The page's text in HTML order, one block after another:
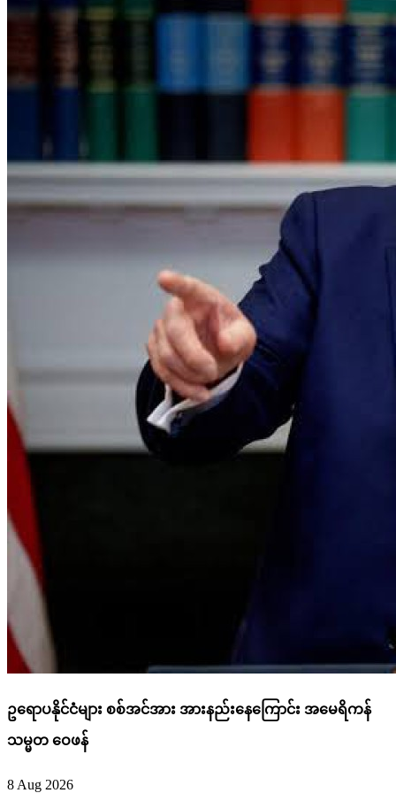
ဥရောပနိုင်ငံများ စစ်အင်အား အားနည်းနေကြောင်း အမေရိကန်
သမ္မတ ဝေဖန်
8 Aug 2026